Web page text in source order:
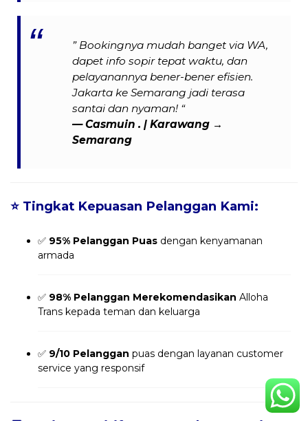
” Bookingnya mudah banget via WA,
dapet info sopir tepat waktu, dan
pelayanannya bener-bener efisien.
Jakarta ke Semarang jadi terasa
santai dan nyaman! “
— Casmuin . | Karawang →
Semarang
⭐ Tingkat Kepuasan Pelanggan Kami:
✅ 95% Pelanggan Puas dengan kenyamanan
armada
✅ 98% Pelanggan Merekomendasikan Alloha
Trans kepada teman dan keluarga
✅ 9/10 Pelanggan puas dengan layanan customer
service yang responsif